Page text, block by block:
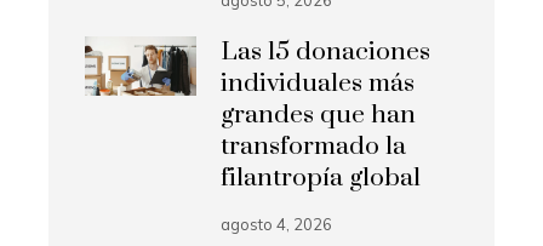
Las 15 donaciones
individuales más
grandes que han
transformado la
filantropía global
agosto 4, 2026